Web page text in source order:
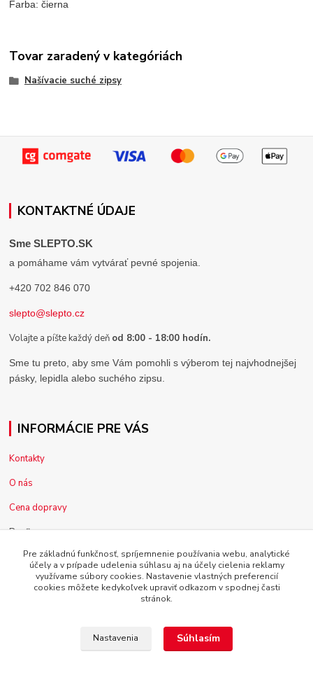
Farba: čierna
Tovar zaradený v kategóriách
Našívacie suché zipsy
KONTAKTNÉ ÚDAJE
Sme SLEPTO.SK
a pomáhame vám vytvárať pevné spojenia.
+420 702 846 070
slepto@slepto.cz
Volajte a píšte každý deň od 8:00 - 18:00 hodín.
Sme tu preto, aby sme Vám pomohli s výberom tej najvhodnejšej
pásky, lepidla alebo suchého zipsu.
INFORMÁCIE PRE VÁS
Kontakty
O nás
Cena dopravy
Pre firmy
Reklamácia tovaru
Obchodné podmienky
Pre základnú funkčnosť, spríjemnenie používania webu, analytické
účely a v prípade udelenia súhlasu aj na účely cielenia reklamy
využívame súbory cookies. Nastavenie vlastných preferencií
cookies môžete kedykoľvek upraviť odkazom v spodnej časti
stránok.
Nastavenia Súhlasím